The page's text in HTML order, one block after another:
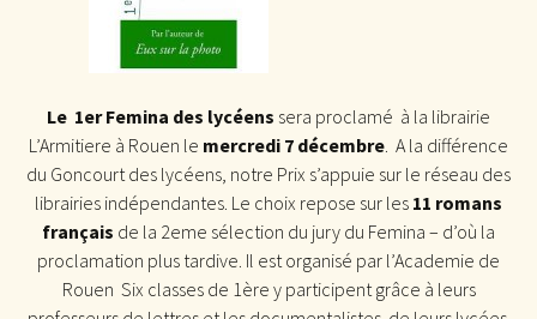
Le 1er Femina des lycéens sera proclamé à la librairie
L’Armitiere à Rouen le mercredi 7 décembre . A la différence
du Goncourt des lycéens, notre Prix s’appuie sur le réseau des
librairies indépendantes. Le choix repose sur les 11 romans
français de la 2eme sélection du jury du Femina – d’où la
proclamation plus tardive. Il est organisé par l’Academie de
Rouen Six classes de 1ère y participent grâce à leurs